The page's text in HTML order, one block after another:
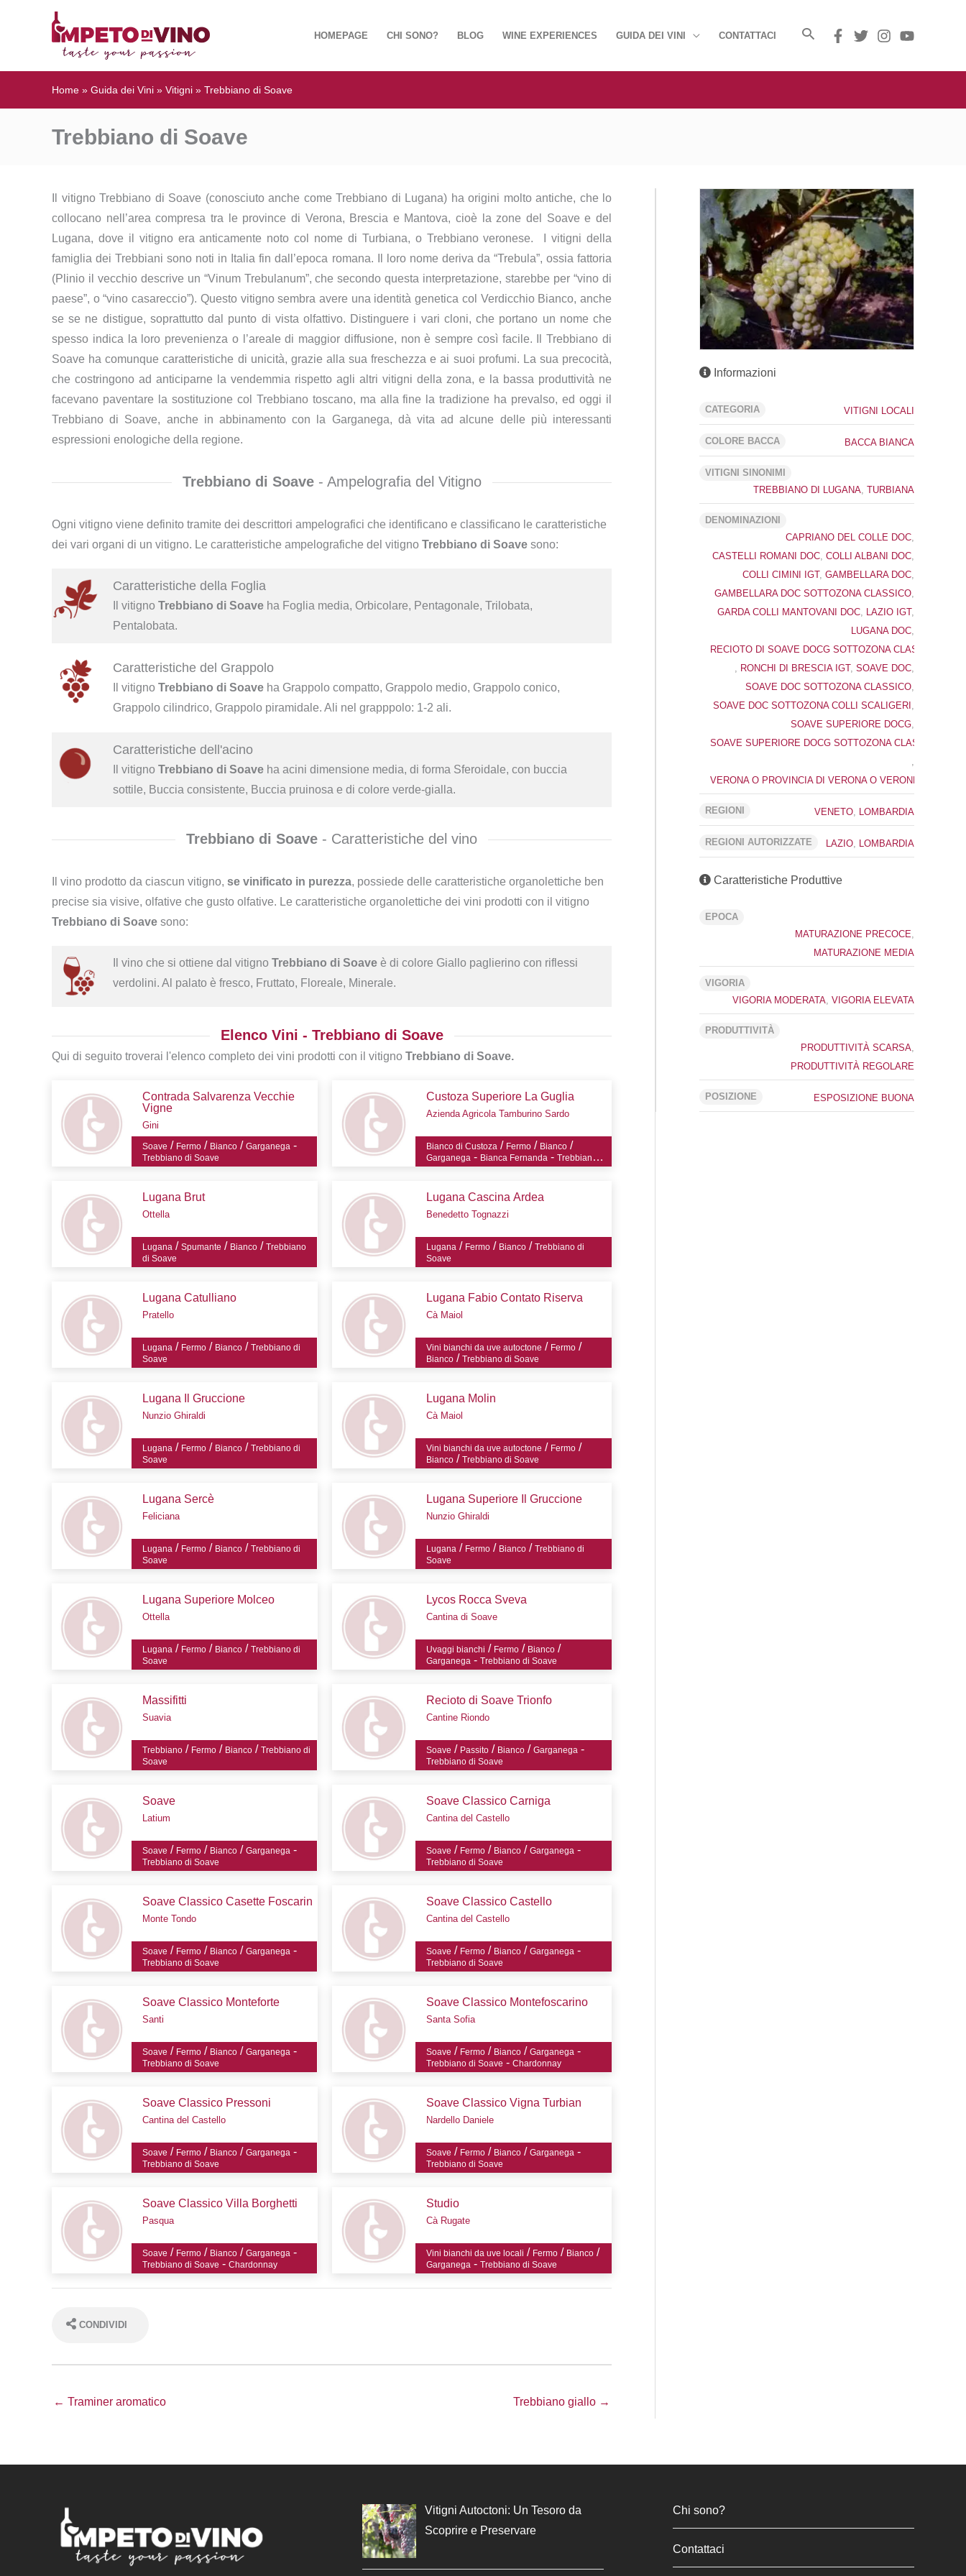
HOMEPAGE CHI SONO? BLOG WINE EXPERIENCES GUIDA DEI VINI CONTATTACI
Home » Guida dei Vini » Vitigni » Trebbiano di Soave
Trebbiano di Soave
Informazioni
CATEGORIA VITIGNI LOCALI
COLORE BACCA BACCA BIANCA
VITIGNI SINONIMI
TREBBIANO DI LUGANA TURBIANA
DENOMINAZIONI
CAPRIANO DEL COLLE DOC
CASTELLI ROMANI DOC COLLI ALBANI DOC
COLLI CIMINI IGT, GAMBELLARA DOC
GAMBELLARA DOC SOTTOZONA CLASSICO
GARDA COLLI MANTOVANI DOC
LAZIO IGT,
LUGANA DOC
RECIOTO DI SOAVE DOCG SOTTOZONA CLASSICO
RONCHI DI BRESCIA IGT, SOAVE DOC
SOAVE DOC SOTTOZONA CLASSICO
SOAVE DOC SOTTOZONA COLLI SCALIGERI
SOAVE SUPERIORE DOCG
SOAVE SUPERIORE DOCG SOTTOZONA CLASSICO
VERONA O PROVINCIA DI VERONA O VERONESE IGT
REGIONI VENETO LOMBARDIA
REGIONI AUTORIZZATE LAZIO LOMBARDIA
Caratteristiche Produttive
EPOCA
MATURAZIONE PRECOCE
MATURAZIONE MEDIA
VIGORIA
VIGORIA MODERATA VIGORIA ELEVATA
PRODUTTIVITÀ
PRODUTTIVITÀ SCARSA
PRODUTTIVITÀ REGOLARE
POSIZIONE ESPOSIZIONE BUONA
Il vitigno Trebbiano di Soave (conosciuto anche come Trebbiano di Lugana) ha origini molto antiche, che lo
collocano nell’area compresa tra le province di Verona, Brescia e Mantova, cioè la zone del Soave e del
Lugana, dove il vitigno era anticamente noto col nome di Turbiana, o Trebbiano veronese. I vitigni della
famiglia dei Trebbiani sono noti in Italia fin dall’epoca romana. Il loro nome deriva da “Trebula”, ossia fattoria
(Plinio il vecchio descrive un “Vinum Trebulanum”, che secondo questa interpretazione, starebbe per “vino di
paese”, o “vino casareccio”). Questo vitigno sembra avere una identità genetica col Verdicchio Bianco, anche
se se ne distigue, soprattutto dal punto di vista olfattivo. Distinguere i vari cloni, che portano un nome che
spesso indica la loro prevenienza o l’areale di maggior diffusione, non è sempre così facile. Il Trebbiano di
Soave ha comunque caratteristiche di unicità, grazie alla sua freschezza e ai suoi profumi. La sua precocità,
che costringono ad anticiparne la vendemmia rispetto agli altri vitigni della zona, e la bassa produttività ne
facevano paventare la sostituzione col Trebbiano toscano, ma alla fine la tradizione ha prevalso, ed oggi il
Trebbiano di Soave, anche in abbinamento con la Garganega, dà vita ad alcune delle più interessanti
espressioni enologiche della regione.
Trebbiano di Soave- Ampelografia del Vitigno
Ogni vitigno viene definito tramite dei descrittori ampelografici che identificano e classificano le caratteristiche
dei vari organi di un vitigno. Le caratteristiche ampelografiche del vitigno Trebbiano di Soave sono:
Caratteristiche della Foglia
Il vitigno Trebbiano di Soaveha Foglia media, Orbicolare, Pentagonale, Trilobata,
Pentalobata.
Caratteristiche del Grappolo
Il vitigno Trebbiano di Soaveha Grappolo compatto, Grappolo medio, Grappolo conico,
Grappolo cilindrico, Grappolo piramidale. Ali nel grapppolo: 1-2 ali.
Caratteristiche dell'acino
Il vitigno Trebbiano di Soaveha acini dimensione media, di forma Sferoidale, con buccia
sottile, Buccia consistente, Buccia pruinosa e di colore verde-gialla.
Trebbiano di Soave - Caratteristiche del vino
Il vino prodotto da ciascun vitigno, se vinificato in purezza, possiede delle caratteristiche organolettiche ben
precise sia visive, olfative che gusto olfative. Le caratteristiche organolettiche dei vini prodotti con il vitigno
Trebbiano di Soave sono:
Il vino che si ottiene dal vitigno Trebbiano di Soaveè di colore Giallo paglierino con riflessi
verdolini. Al palato è fresco, Fruttato, Floreale, Minerale.
Elenco Vini - Trebbiano di Soave
Qui di seguito troverai l'elenco completo dei vini prodotti con il vitigno Trebbiano di Soave.
Contrada Salvarenza Vecchie
Vigne
Gini
Soave / Fermo/ Bianco/ Garganega-
Trebbiano di Soave
Custoza Superiore La Guglia
Azienda Agricola Tamburino Sardo
Bianco di Custoza / Fermo / Bianco /
Garganega - Bianca Fernanda -Trebbiano di
Soave-Malvasia bianca lunga-Manzoni
Lugana Brut
Ottella
Lugana/ Spumante / Bianco/ Trebbiano
di Soave
Lugana Cascina Ardea
Benedetto Tognazzi
Lugana / Fermo / Bianco /Trebbiano di
Soave
Lugana Catulliano
Pratello
Lugana/ Fermo/ Bianco/ Trebbiano di
Soave
Lugana Fabio Contato Riserva
Cà Maiol
Vini bianchi da uve autoctone / Fermo /
Bianco /Trebbiano di Soave
Lugana Il Gruccione
Nunzio Ghiraldi
Lugana/ Fermo/ Bianco/ Trebbiano di
Soave
Lugana Molin
Cà Maiol
Vini bianchi da uve autoctone / Fermo /
Bianco /Trebbiano di Soave
Lugana Sercè
Feliciana
Lugana/ Fermo/ Bianco/ Trebbiano di
Soave
Lugana Superiore Il Gruccione
Nunzio Ghiraldi
Lugana / Fermo / Bianco /Trebbiano di
Soave
Lugana Superiore Molceo
Ottella
Lugana/ Fermo/ Bianco/ Trebbiano di
Soave
Lycos Rocca Sveva
Cantina di Soave
Uvaggi bianchi / Fermo / Bianco /
Garganega -Trebbiano di Soave
Massifitti
Suavia
Trebbiano/ Fermo/ Bianco/ Trebbiano di
Soave
Recioto di Soave Trionfo
Cantine Riondo
Soave / Passito / Bianco /Garganega -
Trebbiano di Soave
Soave
Latium
Soave / Fermo/ Bianco/ Garganega-
Trebbiano di Soave
Soave Classico Carniga
Cantina del Castello
Soave / Fermo / Bianco /Garganega -
Trebbiano di Soave
Soave Classico Casette Foscarin
Monte Tondo
Soave / Fermo/ Bianco/ Garganega-
Trebbiano di Soave
Soave Classico Castello
Cantina del Castello
Soave / Fermo / Bianco /Garganega -
Trebbiano di Soave
Soave Classico Monteforte
Santi
Soave / Fermo/ Bianco/ Garganega-
Trebbiano di Soave
Soave Classico Montefoscarino
Santa Sofia
Soave / Fermo / Bianco /Garganega -
Trebbiano di Soave -Chardonnay
Soave Classico Pressoni
Cantina del Castello
Soave / Fermo/ Bianco/ Garganega-
Trebbiano di Soave
Soave Classico Vigna Turbian
Nardello Daniele
Soave / Fermo / Bianco /Garganega -
Trebbiano di Soave
Soave Classico Villa Borghetti
Pasqua
Soave / Fermo/ Bianco/ Garganega-
Trebbiano di Soave - Chardonnay
Studio
Cà Rugate
Vini bianchi da uve locali / Fermo / Bianco /
Garganega -Trebbiano di Soave
CONDIVIDI
← Traminer aromatico Trebbiano giallo →
Vitigni Autoctoni: Un Tesoro da
Scoprire e Preservare
Chi sono?
Contattaci